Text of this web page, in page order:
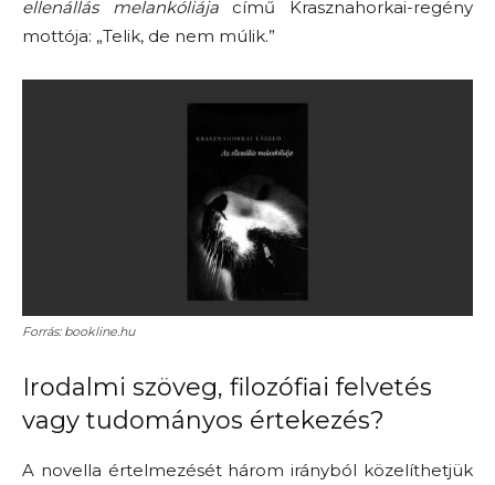
ellenállás melankóliájacímű Krasznahorkai-regény
mottója: „Telik, de nem múlik.”
Forrás: bookline.hu
Irodalmi szöveg, filozófiai felvetés
vagy tudományos értekezés?
A novella értelmezését három irányból közelíthetjük